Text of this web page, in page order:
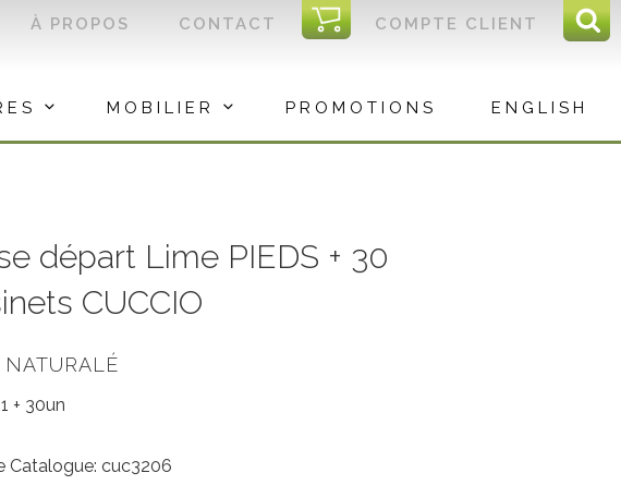
COMPTE CLIENT
I
C
CONTACT
À PROPOS
MOBILIER PROMOTIONS ENGLISH
départ Lime PIEDS + 30
CUCCIO
+ 30un
Catalogue: cuc3206